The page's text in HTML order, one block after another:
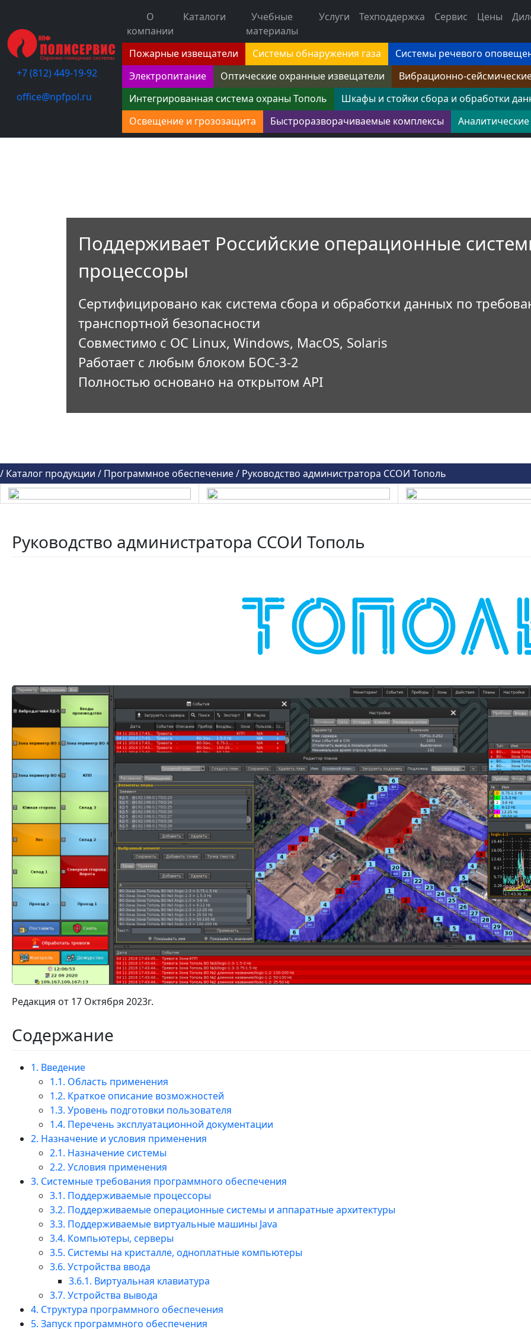
+7 (812) 449-19-92
office@npfpol.ru
О
компании
Каталоги
Учебные
материалы
Услуги Техподдержка Сервис Цены
Пожарные извещатели Системы обнаружения газа Системы речевого
Электропитание
Оптические охранные извещатели
Вибрационно-
Интегрированная система охраны Тополь
Шкафы и стойки сбора и обработки
Освещение и грозозащита
Быстроразворачиваемые комплексы
Поддерживает Российские операционные
процессоры
Сертифицировано как система сбора и обработки данных по
транспортной безопасности
Совместимо с ОС Linux, Windows, MacOS, Solaris
Работает с любым блоком БОС-3-2
Полностью основано на открытом API
/ Каталог продукции / Программное обеспечение/ Руководство администратора ССОИ Тополь
Руководство администратора ССОИ Тополь
Редакция от 17 Октября 2023г.
Содержание
1. Введение
1.1. Область применения
1.2. Краткое описание возможностей
1.3. Уровень подготовки пользователя
1.4. Перечень эксплуатационной документации
2. Назначение и условия применения
2.1. Назначение системы
2.2. Условия применения
3. Системные требования программного обеспечения
3.1. Поддерживаемые процессоры
3.2. Поддерживаемые операционные системы и аппаратные архитектуры
3.3. Поддерживаемые виртуальные машины Java
3.4. Компьютеры, серверы
3.5. Системы на кристалле, одноплатные компьютеры
3.6. Устройства ввода
3.6.1. Виртуальная клавиатура
3.7. Устройства вывода
4. Структура программного обеспечения
5. Запуск программного обеспечения